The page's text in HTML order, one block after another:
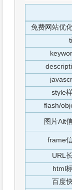
免费网站优
style
flash/
图片Alt
frame
URL
html
百度